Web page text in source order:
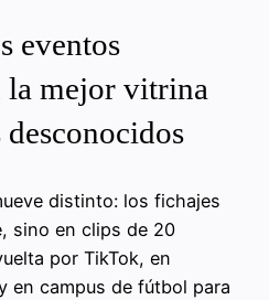
eventos
la mejor vitrina
distinto: los fichajes
sino en clips de 20
por TikTok, en
en campus de fútbol para